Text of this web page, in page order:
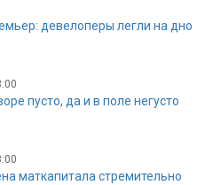
девелоперы легли на дно
пусто, да и в поле негусто
маткапитала стремительно